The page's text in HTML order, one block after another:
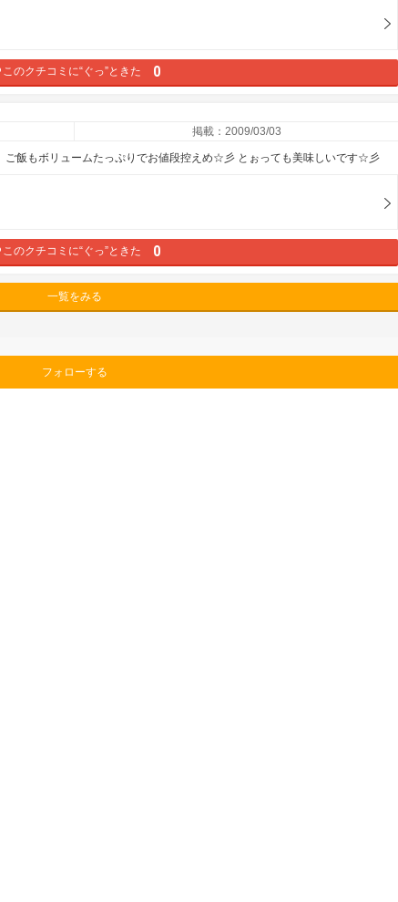
このクチコミに“ぐっ”ときた 0
掲載：2009/03/03
ご飯もボリュームたっぷりでお値段控えめ☆彡 とぉっても美味しいです☆彡
このクチコミに“ぐっ”ときた 0
一覧をみる
フォローする